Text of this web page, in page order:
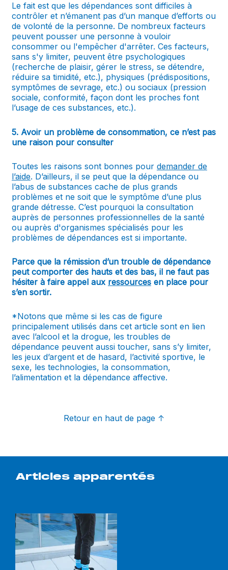
​​Le fait est que les dépendances sont difficiles à
contrôler et n’émanent pas d’un manque d’efforts ou
de volonté de la personne. De nombreux facteurs
peuvent pousser une personne à vouloir
consommer ou l'empêcher d'arrêter. Ces facteurs,
sans s'y limiter, peuvent être psychologiques
(recherche de plaisir, gérer le stress, se détendre,
réduire sa timidité, etc.), physiques (prédispositions,
symptômes de sevrage, etc.) ou sociaux (pression
sociale, conformité, façon dont les proches font
l’usage de ces substances, etc.).
5. Avoir un problème de consommation, ce n’est pas
une raison pour consulter
Toutes les raisons sont bonnes pour demander de
l’aide. D’ailleurs, il se peut que la dépendance ou
l’abus de substances cache de plus grands
problèmes et ne soit que le symptôme d’une plus
grande détresse. C’est pourquoi la consultation
auprès de personnes professionnelles de la santé
ou auprès d'organismes spécialisés pour les
problèmes de dépendances est si importante.
Parce que la rémission d’un trouble de dépendance
peut comporter des hauts et des bas, il ne faut pas
hésiter à faire appel aux ressources en place pour
s’en sortir.
*Notons que même si les cas de figure
principalement utilisés dans cet article sont en lien
avec l’alcool et la drogue, les troubles de
dépendance peuvent aussi toucher, sans s’y limiter,
les jeux d’argent et de hasard, l’activité sportive, le
sexe, les technologies, la consommation,
l’alimentation et la dépendance affective.
Retour en haut de page ↑
Articles apparentés